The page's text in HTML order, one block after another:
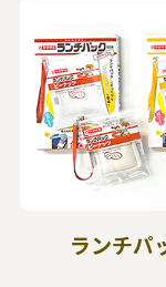
ランチパ